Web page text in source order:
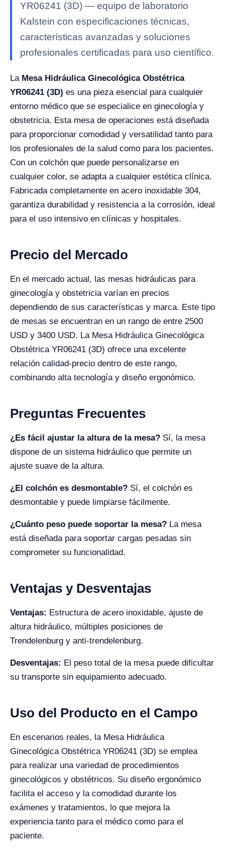
YR06241 (3D) — equipo de laboratorio
Kalstein con especificaciones técnicas,
características avanzadas y soluciones
profesionales certificadas para uso científico.
La Mesa Hidráulica Ginecológica Obstétrica
YR06241 (3D) es una pieza esencial para cualquier
entorno médico que se especialice en ginecología y
obstetricia. Esta mesa de operaciones está diseñada
para proporcionar comodidad y versatilidad tanto para
los profesionales de la salud como para los pacientes.
Con un colchón que puede personalizarse en
cualquier color, se adapta a cualquier estética clínica.
Fabricada completamente en acero inoxidable 304,
garantiza durabilidad y resistencia a la corrosión, ideal
para el uso intensivo en clínicas y hospitales.
Precio del Mercado
En el mercado actual, las mesas hidráulicas para
ginecología y obstetricia varían en precios
dependiendo de sus características y marca. Este tipo
de mesas se encuentran en un rango de entre 2500
USD y 3400 USD. La Mesa Hidráulica Ginecológica
Obstétrica YR06241 (3D) ofrece una excelente
relación calidad-precio dentro de este rango,
combinando alta tecnología y diseño ergonómico.
Preguntas Frecuentes
¿Es fácil ajustar la altura de la mesa? Sí, la mesa
dispone de un sistema hidráulico que permite un
ajuste suave de la altura.
¿El colchón es desmontable? Sí, el colchón es
desmontable y puede limpiarse fácilmente.
¿Cuánto peso puede soportar la mesa? La mesa
está diseñada para soportar cargas pesadas sin
comprometer su funcionalidad.
Ventajas y Desventajas
Ventajas: Estructura de acero inoxidable, ajuste de
altura hidráulico, múltiples posiciones de
Trendelenburg y anti-trendelenburg.
Desventajas: El peso total de la mesa puede dificultar
su transporte sin equipamiento adecuado.
Uso del Producto en el Campo
En escenarios reales, la Mesa Hidráulica
Ginecológica Obstétrica YR06241 (3D) se emplea
para realizar una variedad de procedimientos
ginecológicos y obstétricos. Su diseño ergonómico
facilita el acceso y la comodidad durante los
exámenes y tratamientos, lo que mejora la
experiencia tanto para el médico como para el
paciente.